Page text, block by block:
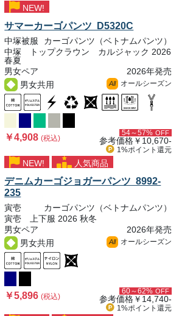
NEW!
サマーカーゴパンツ D5320C
中塚被服
カーゴパンツ（ベトナムパンツ）
中塚 トップクラウン カルジャック 2026
春夏
男女ペア
2026年発売
男女共用
All オールシーズン
￥4,908(税込)
54～57% OFF
参考価格￥10,670-
1%ポイント 還元
NEW! 人気商品
デニムカーゴジョガーパンツ 8992-
235
寅壱
カーゴパンツ（ベトナムパンツ）
寅壱 上下服 2026 秋冬
男女ペア
2026年発売
男女共用
All オールシーズン
￥5,896(税込)
60～62% OFF
参考価格￥14,740-
1%ポイント 還元